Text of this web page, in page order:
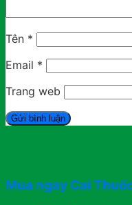
Tên *
Email *
Trang web
Mua ngay Cai